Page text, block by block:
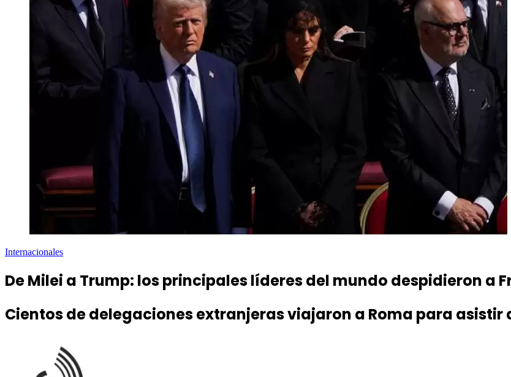
Internacionales
De Milei a Trump: los principales líderes del mundo despidieron a
Cientos de delegaciones extranjeras viajaron a Roma para asistir